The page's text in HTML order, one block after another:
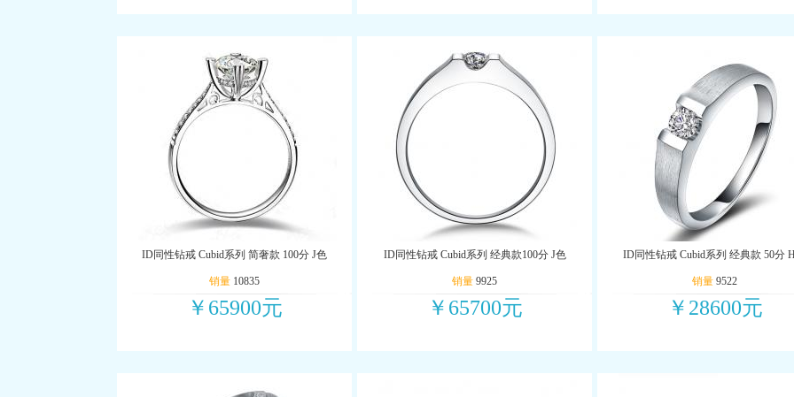
ID同性钻戒 Cubid系列 简奢款 100分 J色
销量 10835
￥65900元
ID同性钻戒 Cubid系列 经典款100分 J色
销量 9925
￥65700元
ID同性钻戒 Cubid系列 经典款 50分
销量 9522
￥28600元